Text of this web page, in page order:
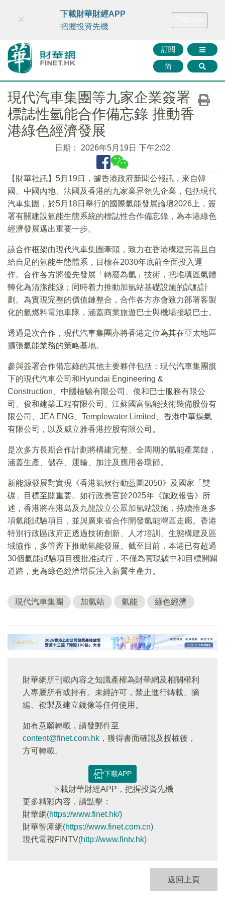
財華智庫網 FINTV FINMETA 財華證券 媒體矩陣
訂閱
简
×
下載財華財經APP
把握投資先機
現代汽車集團等九家企業簽署
標誌性氫能合作備忘錄 推動香
港綠色經濟發展
日期： 2026年5月19日 下午2:02
【財華社訊】5月19日，據香港政府新聞公報訊，來自韓
國、中國內地、法國及香港的九家業界領先企業，包括現代
汽車集團，於5月18日舉行的國際氫能發展論壇2026上，簽
署有關建設氫能生態系統的標誌性合作備忘錄，為本港綠色
經濟發展邁出重要一步。
該合作框架由現代汽車集團牽頭，致力在香港構建完善且自
給自足的氫能生態體系，目標在2030年底前全面投入運
作。合作各方將優先發展「轉廢為氫」技術，把堆填區氣體
轉化為清潔能源；同時着力推動加氫站基礎設施的試點計
劃。為實現完整的價值鏈整合，合作各方亦會致力部署客製
化的氫燃料電池車隊，涵蓋商業旅遊巴士與機場接駁巴士。
透過是次合作，現代汽車集團亦將香港定位為其在亞太地區
擴張氫能業務的策略基地。
參與簽署合作備忘錄的其他主要夥伴包括：現代汽車集團旗
下的現代汽車公司和Hyundai Engineering &
Construction、中國檢驗有限公司、俊和巴士服務有限公
司、俊和建築工程有限公司、江蘇國富氫能技術裝備股份有
限公司、JEA ENG、Templewater Limited、香港中華煤氣
有限公司，以及威立雅香港控股有限公司。
是次多方長期合作計劃將構建完整、全周期的氫能產業鏈，
涵蓋生產、儲存、運輸、加注及應用各環節。
新能源發展對實現《香港氣候行動藍圖2050》及國家「雙
碳」目標至關重要。如行政長官於2025年《施政報告》所
述，香港將在港島及九龍設立公眾加氫站設施，持續推進多
項氫能試驗項目，並與廣東省合作開發氫能灣區走廊。香港
特別行政區政府正透過技術創新、人才培訓、生態構建及區
域協作，多管齊下推動氫能發展。截至目前，本港已有超過
30個氫能試驗項目獲批准試行，不僅為實現碳中和目標開闢
道路，更為綠色經濟增長注入新質生產力。
現代汽車集團 加氫站 氫能 綠色經濟
財華網所刊載內容之知識產權為財華網及相關權利
人專屬所有或持有。未經許可，禁止進行轉載、摘
編、複製及建立鏡像等任何使用。
如有意願轉載，請發郵件至
content@finet.com.hk ，獲得書面確認及授權後，
方可轉載。
下載APP
下載財華財經APP，把握投資先機
更多精彩内容，請點擊：
財華網(https://www.finet.hk/)
財華智庫網(https://www.finet.com.cn)
現代電視FINTV(http://www.fintv.hk)
返回上頁